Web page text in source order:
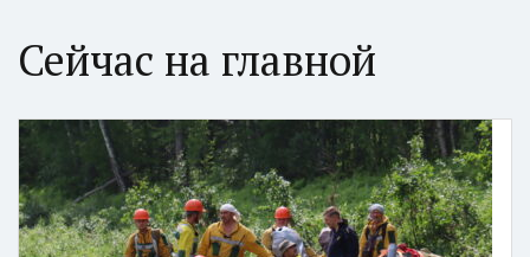
Сейчас на главной